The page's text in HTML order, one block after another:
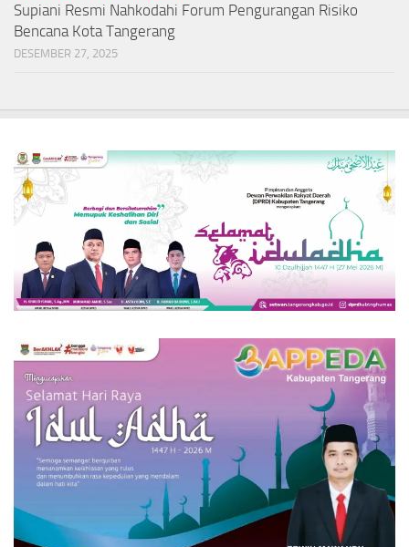
Supiani Resmi Nahkodahi Forum Pengurangan Risiko
Bencana Kota Tangerang
DESEMBER 27, 2025